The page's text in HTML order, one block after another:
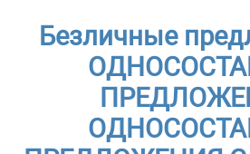
Безличные